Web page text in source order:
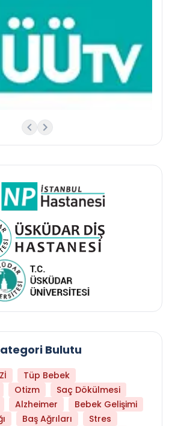
Bulutu
Tüp Bebek
Otizm
Saç Dökülmesi
Alzheimer
Bebek Gelişimi
Baş Ağrıları
Stres